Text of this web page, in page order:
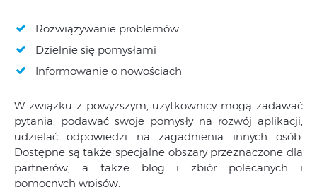
Rozwiązywanie problemów
Dzielnie się pomysłami
Informowanie o nowościach
W związku z powyższym, użytkownicy mogą zadawać
pytania, podawać swoje pomysły na rozwój aplikacji,
udzielać odpowiedzi na zagadnienia innych osób.
Dostępne są także specjalne obszary przeznaczone dla
partnerów, a także blog i zbiór polecanych i
pomocnych wpisów.